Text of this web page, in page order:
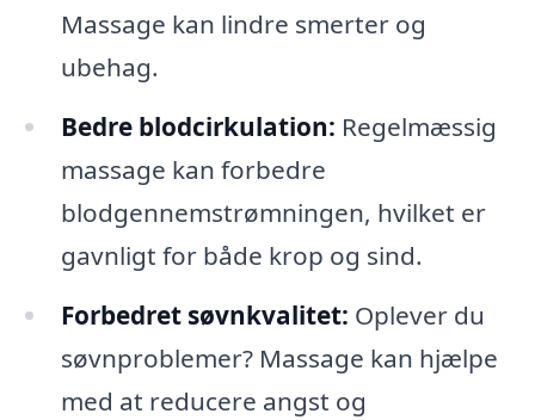
Massage kan lindre smerter og
ubehag.
Bedre blodcirkulation: Regelmæssig
massage kan forbedre
blodgennemstrømningen, hvilket er
gavnligt for både krop og sind.
Forbedret søvnkvalitet: Oplever du
søvnproblemer? Massage kan hjælpe
med at reducere angst og